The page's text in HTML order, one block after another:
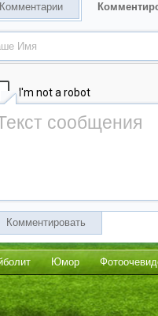
Комментарии
Комментировать
Юмор